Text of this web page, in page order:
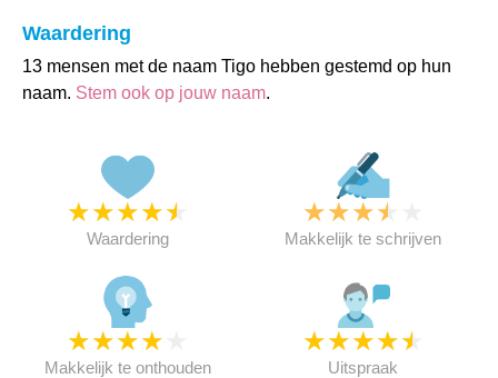
Waardering
13 mensen met de naam Tigo hebben gestemd op hun
naam. Stem ook op jouw naam.
★★★★★
Waardering
★★★★
Makkelijk te schrijven
★★★★
Makkelijk te onthouden
★★★★★
Uitspraak